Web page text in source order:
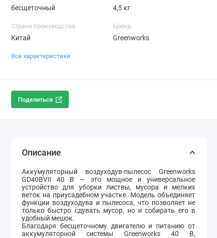
бесщеточный 4,5 кг
Страна производства
Китай
Бренд
Greenworks
Все характеристики
Поделиться
Описание
Аккумуляторный воздуходув-пылесос Greenworks
GD40BVII 40 В — это мощное и универсальное
устройство для уборки листвы, мусора и мелких
веток на приусадебном участке. Модель объединяет
функции воздуходува и пылесоса, что позволяет не
только быстро сдувать мусор, но и собирать его в
удобный мешок.
Благодаря бесщеточному двигателю и питанию от
аккумуляторной системы Greenworks 40 В,